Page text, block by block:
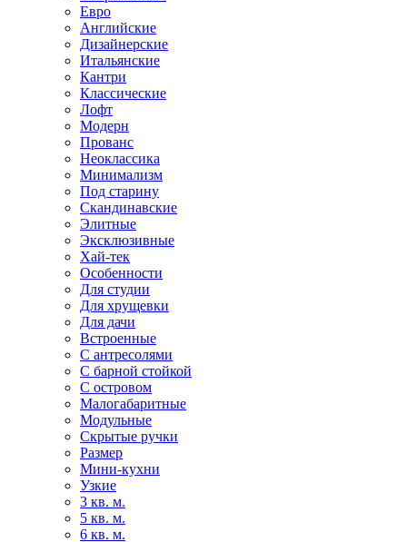
Евро
Английские
Дизайнерские
Итальянские
Кантри
Классические
Лофт
Модерн
Прованс
Неоклассика
Минимализм
Под старину
Скандинавские
Элитные
Эксклюзивные
Хай-тек
Особенности
Для студии
Для хрущевки
Для дачи
Встроенные
С антресолями
С барной стойкой
С островом
Малогабаритные
Модульные
Скрытые ручки
Размер
Мини-кухни
Узкие
3 кв. м.
5 кв. м.
6 кв. м.